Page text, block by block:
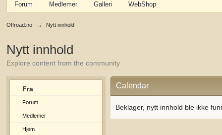
Forum Medlemer Galleri WebShop
Offroad.no → Nytt innhold
Nytt innhold
Explore content from the community
Fra
Forum
Medlemer
Hjem
Calendar
Beklager, nytt innhold ble ikke